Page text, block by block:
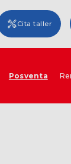
Cita taller
Posventa